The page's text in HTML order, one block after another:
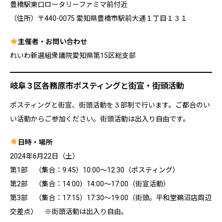
豊橋駅東口ロータリーファミマ前付近
（住所）〒440-0075 愛知県豊橋市駅前大通１丁目１３１
主催者・お問い合わせ
れいわ新選組衆議院愛知県第15区総支部
岐阜３区各務原市ポスティングと街宣・街頭活動
ポスティングと街宣、街頭活動を３部制で行います。ご都合のい
い活動からご参加ください。街頭活動は出入り自由です。
日時・場所
2024年6月22日（土）
第1部 （集合：9:45）10:00〜12:30（ポスティング）
第2部 （集合：14:00）14:00〜17:00（街宣活動）
第3部 （集合：17:15）17:30〜19:00（街頭。平和堂鵜沼店周辺
交差点） ※街頭活動は出入り自由。